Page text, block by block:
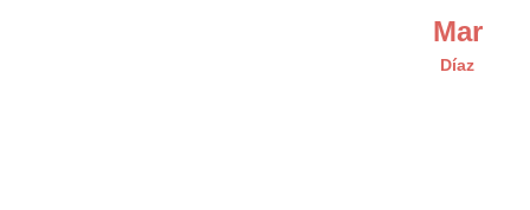
Mar
Díaz